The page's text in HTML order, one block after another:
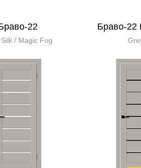
22
/ Magic Fog
Браво-22